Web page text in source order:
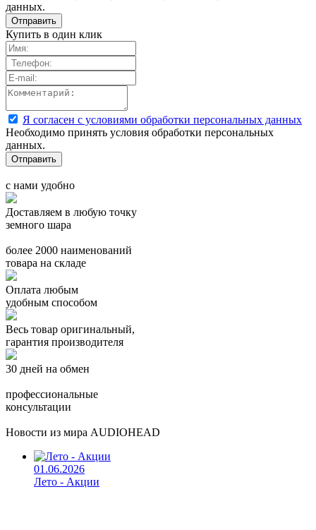
данных.
Купить в один клик
Я согласен с условиями обработки персональных данных
Необходимо принять условия обработки персональных
данных.
с нами удобно
Доставляем в любую точку
земного шара
более 2000 наименований
товара на складе
Оплата любым
удобным способом
Весь товар оригинальный,
гарантия производителя
30 дней на обмен
профессиональные
консультации
Новости из мира AUDIOHEAD
01.06.2026
Лето - Акции